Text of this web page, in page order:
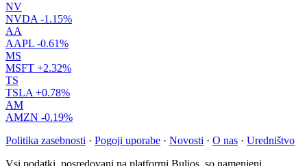
NV
NVDA -1.15%
AA
AAPL -0.61%
MS
MSFT +2.32%
TS
TSLA +0.78%
AM
AMZN -0.19%
Politika zasebnosti · Pogoji uporabe · Novosti · O nas · Uredništvo